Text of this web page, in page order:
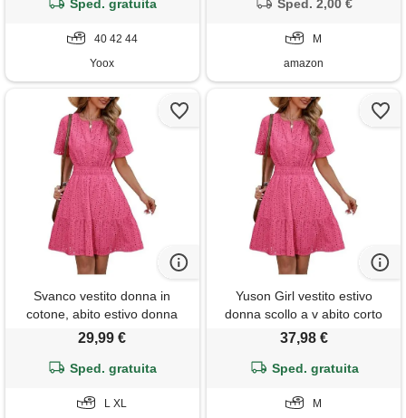
Sped. gratuita
40 42 44
Yoox
vacanze(m, arancione rosa)
Sped. 2,00 €
M
amazon
Svanco vestito donna in
cotone, abito estivo donna
elegante con scollo a v e
cerimonia donna per
casual, feste e vita quotidiana
29,99 €
Sped. gratuita
L XL
Yuson Girl vestito estivo
donna scollo a v abito corto
maniche corte cotton comodo
spiaggia vestiti casuale
mini(rosa pesca, m)
37,98 €
Sped. gratuita
M